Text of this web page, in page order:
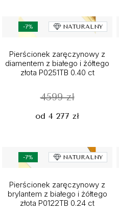
-7% NATURALNY
Pierścionek zaręczynowy z
diamentem z białego i żółtego
złota P0251TB 0.40 ct
4599 zł
od 4 277 zł
-7% NATURALNY
Pierścionek zaręczynowy z
brylantem z białego i żółtego
złota P0122TB 0.24 ct